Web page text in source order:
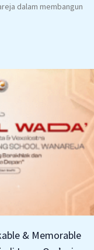
dalam membangun
& Memorable